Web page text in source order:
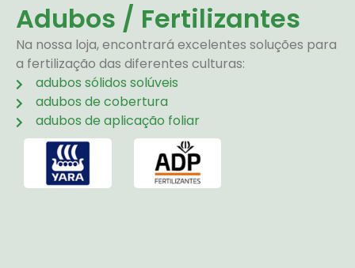
Adubos / Fertilizantes
Na nossa loja, encontrará excelentes soluções para
a fertilização das diferentes culturas:
adubos sólidos solúveis
adubos de cobertura
adubos de aplicação foliar